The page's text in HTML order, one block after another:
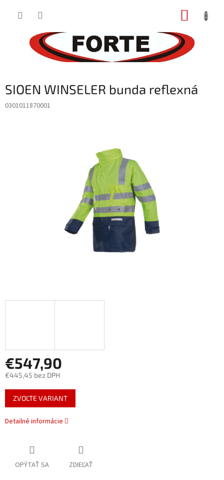
SIOEN WINSELER bunda reflexná
0301011870001
€547,90
€445,45 bez DPH
Jednotková
cena:
ZVOĽTE VARIANT
Detailné informácie
OPÝTAŤ SA ZDIEĽAŤ